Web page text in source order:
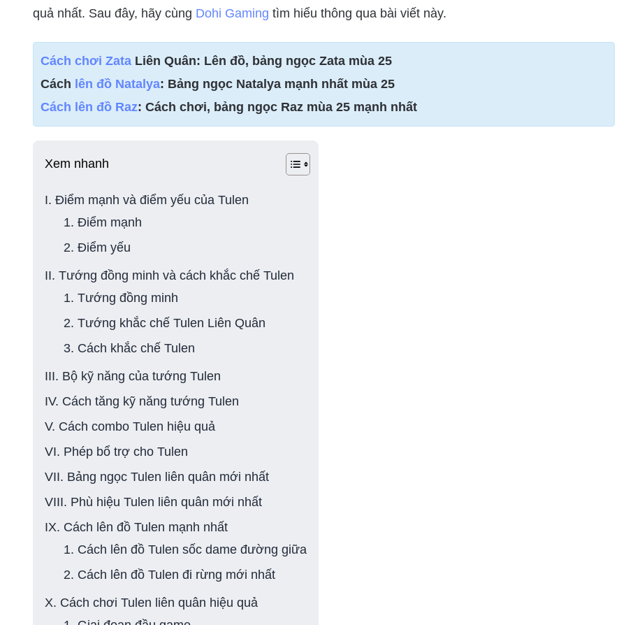
quả nhất. Sau đây, hãy cùng Dohi Gaming tìm hiểu thông qua bài viết này.
Cách chơi Zata Liên Quân: Lên đồ, bảng ngọc Zata mùa 25
Cách lên đồ Natalya: Bảng ngọc Natalya mạnh nhất mùa 25
Cách lên đồ Raz: Cách chơi, bảng ngọc Raz mùa 25 mạnh nhất
Xem nhanh
I. Điểm mạnh và điểm yếu của Tulen
1. Điểm mạnh
2. Điểm yếu
II. Tướng đồng minh và cách khắc chế Tulen
1. Tướng đồng minh
2. Tướng khắc chế Tulen Liên Quân
3. Cách khắc chế Tulen
III. Bộ kỹ năng của tướng Tulen
IV. Cách tăng kỹ năng tướng Tulen
V. Cách combo Tulen hiệu quả
VI. Phép bổ trợ cho Tulen
VII. Bảng ngọc Tulen liên quân mới nhất
VIII. Phù hiệu Tulen liên quân mới nhất
IX. Cách lên đồ Tulen mạnh nhất
1. Cách lên đồ Tulen sốc dame đường giữa
2. Cách lên đồ Tulen đi rừng mới nhất
X. Cách chơi Tulen liên quân hiệu quả